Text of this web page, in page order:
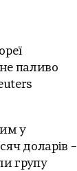
паливо
у
доларів –
групу